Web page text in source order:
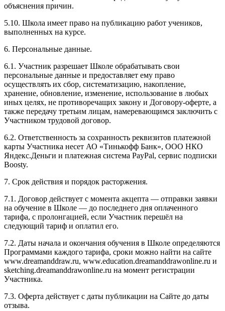
объяснения причин.
5.10. Школа имеет право на публикацию работ учеников,
выполненных на курсе.
6. Персональные данные.
6.1. Участник разрешает Школе обрабатывать свои
персональные данные и предоставляет ему право
осуществлять их сбор, систематизацию, накопление,
хранение, обновление, изменение, использование в любых
иных целях, не противоречащих закону и Договору-оферте, а
также передачу третьим лицам, намеревающимся заключить с
Участником трудовой договор.
6.2. Ответственность за сохранность реквизитов платежной
карты Участника несет АО «Тинькофф Банк», ООО НКО
Яндекс.Деньги и платежная система PayPal, сервис подписки
Boosty.
7. Срок действия и порядок расторжения.
7.1. Договор действует с момента акцепта — отправки заявки
на обучение в Школе — до последнего дня оплаченного
тарифа, с пролонгацией, если Участник перешёл на
следующий тариф и оплатил его.
7.2. Даты начала и окончания обучения в Школе определяются
Программами каждого тарифа, сроки можно найти на сайте
www.dreamanddraw.ru, www.education.dreamanddrawonline.ru и
sketching.dreamanddrawonline.ru на момент регистрации
Участника.
7.3. Оферта действует с даты публикации на Сайте до даты
отзыва.